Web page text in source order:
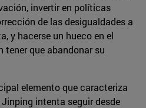
invertir en políticas
de las desigualdades a
y hacerse un hueco en el
que abandonar su
elemento que caracteriza
intenta seguir desde